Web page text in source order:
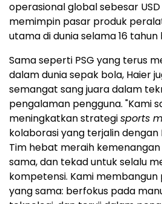
operasional global sebesar
memimpin pasar produk
utama di dunia selama 16
Sama seperti PSG yang terus
dalam dunia sepak bola, Haier
semangat sang juara dalam
pengalaman pengguna. "Kami
meningkatkan strategisports
kolaborasi yang terjalin dengan
Tim hebat meraih
sama, dan tekad untuk selalu
kompetensi. Kami
yang sama: berfokus pada